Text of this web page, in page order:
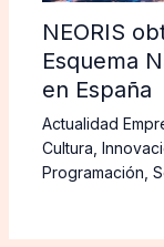
NEORIS
Esquema
en España
Actualidad
Cultura
Programación